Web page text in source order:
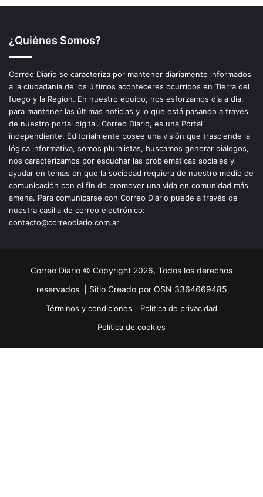
¿Quiénes Somos?
Correo Diario se caracteriza por mantener diariamente informados
a la ciudadanía de los últimos aconteceres ocurridos en Tierra del
fuego y la Region. En nuestro equipo, nos esforzamos día a día,
para mantener las últimas noticias y lo que está pasando a través
de nuestro portal digital. Correo Diario, es una Portal
independiente. Editorialmente posee una visión que trasciende la
lógica informativa, somos pluralistas, buscamos generar diálogos,
nos caracterizamos por escuchar las problemáticas sociales y
ayudar en temas en que la sociedad requiera de nuestro medio de
comunicación con el fin de promover una vida en comunidad más
amena. Para comunicarse con Correo Diario puede a través de
nuestra casilla de correo electrónico:
contacto@correodiario.com.ar
Correo Diario © Copyright 2026, Todos los derechos
reservados | Sitio Creado por OSN 3364669485
Términos y condiciones
Política de privacidad
Política de cookies